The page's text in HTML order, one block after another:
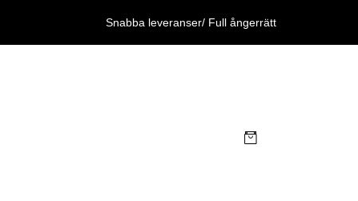
Snabba leveranser/ Full ångerrätt